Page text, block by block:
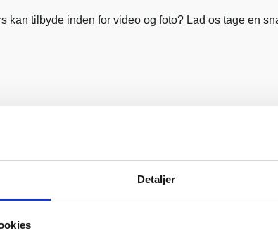
Detaljer
kan tilbyde inden for video og foto? Lad os tage en